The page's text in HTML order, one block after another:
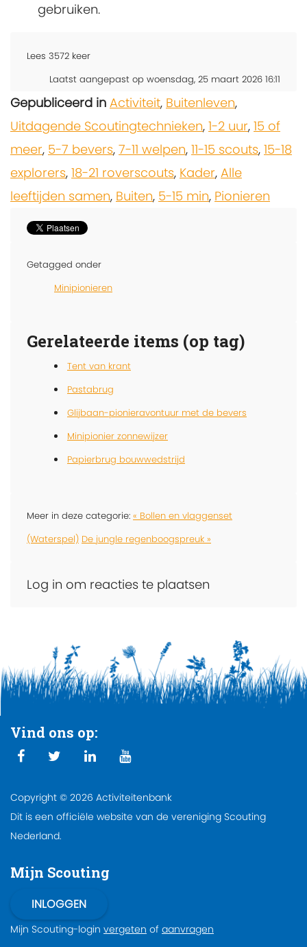
gebruiken.
Lees 3572 keer
Laatst aangepast op woensdag, 25 maart 2026 16:11
Gepubliceerd in Activiteit, Buitenleven,
Uitdagende Scoutingtechnieken, 1-2 uur, 15 of
meer, 5-7 bevers, 7-11 welpen, 11-15 scouts, 15-18
explorers, 18-21 roverscouts, Kader, Alle
leeftijden samen, Buiten, 5-15 min, Pionieren
Getagged onder
Minipionieren
Gerelateerde items (op tag)
Tent van krant
Pastabrug
Glijbaan-pionieravontuur met de bevers
Minipionier zonnewijzer
Papierbrug bouwwedstrijd
Meer in deze categorie: « Bollen en vlaggenset
(Waterspel) De jungle regenboogspreuk »
Log in om reacties te plaatsen
Vind ons op:
Copyright © 2026 Activiteitenbank
Dit is een officiële website van de vereniging Scouting
Nederland.
Mijn Scouting
Mijn Scouting-login vergeten of aanvragen